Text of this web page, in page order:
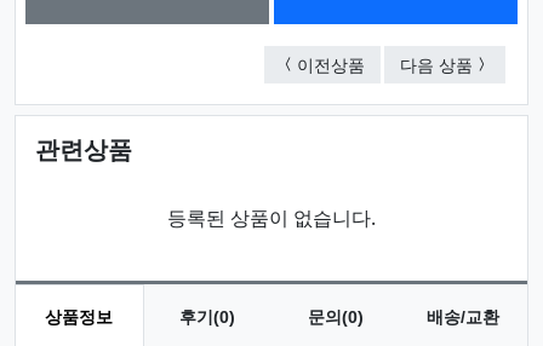
이전상품 아크릴 플라워 직손잡
다음 상품 아크릴
관련상품
등록된 상품이 없습니다.
상품정보 후기(0) 문의(0) 배송/교환